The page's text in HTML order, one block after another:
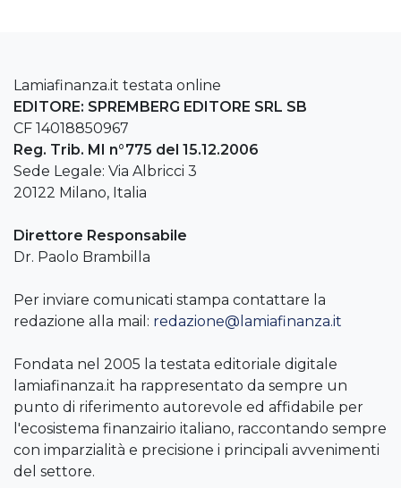
Lamiafinanza.it testata online
EDITORE: SPREMBERG EDITORE SRL SB
CF 14018850967
Reg. Trib. MI n°775 del 15.12.2006
Sede Legale: Via Albricci 3
20122 Milano, Italia
Direttore Responsabile
Dr. Paolo Brambilla
Per inviare comunicati stampa contattare la
redazione alla mail: redazione@lamiafinanza.it
Fondata nel 2005 la testata editoriale digitale
lamiafinanza.it ha rappresentato da sempre un
punto di riferimento autorevole ed affidabile per
l'ecosistema finanzairio italiano, raccontando sempre
con imparzialità e precisione i principali avvenimenti
del settore.